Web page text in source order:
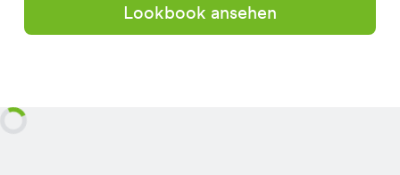
Lookbook ansehen